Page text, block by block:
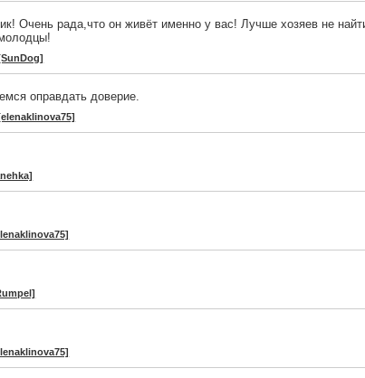
Очень рада,что он живёт именно у вас! Лучше хозяев не
оправдать доверие.